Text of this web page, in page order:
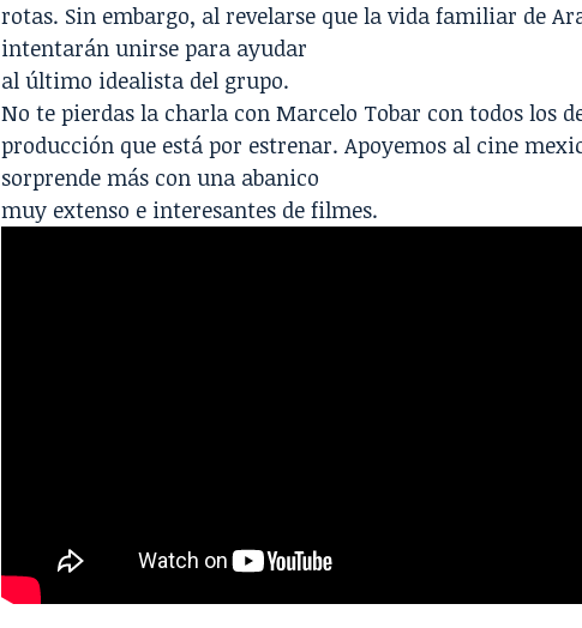
rotas. Sin embargo, al revelarse que la vida familiar de
intentarán unirse para ayudar
al último idealista del grupo.
No te pierdas la charla con Marcelo Tobar con todos los
producción que está por estrenar. Apoyemos al cine
sorprende más con una abanico
muy extenso e interesantes de filmes.